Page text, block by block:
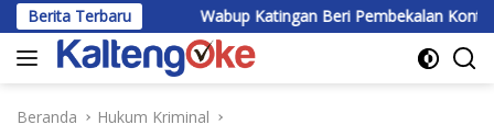
Langsung
ke
konten
Berita TerbaruWabup Katingan Beri Pembekalan Kontingen
Beranda Hukum Kriminal